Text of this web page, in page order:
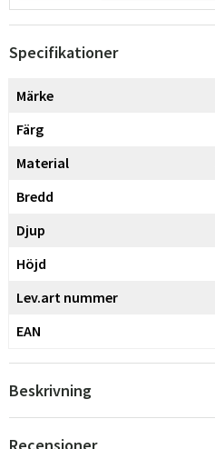
Specifikationer
Märke
Färg
Material
Bredd
Djup
Höjd
Lev.art nummer
EAN
Beskrivning